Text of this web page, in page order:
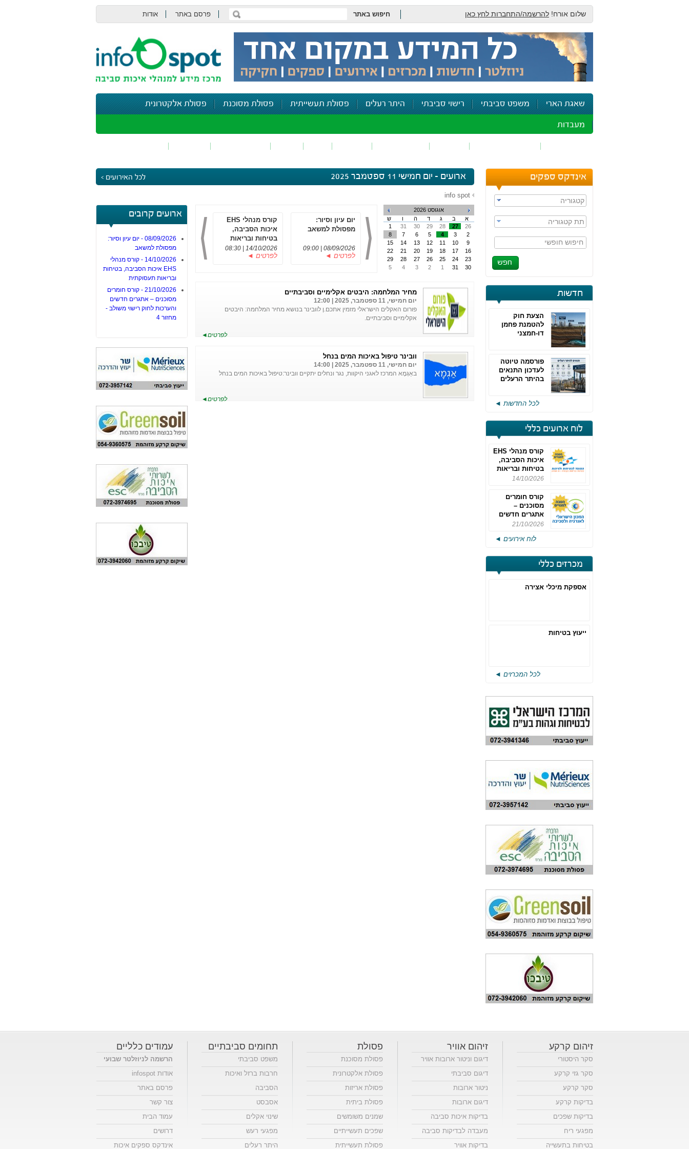
שלום אורח! להרשמה/התחברות לחץ כאן חיפוש באתר פרסם באתר אודות
שאגת הארי משפט סביבתי רישוי סביבתי היתר רעלים פסולת תעשייתית פסולת מסוכנת פסולת אלקטרונית
מעבדות
אינדקס ספקים
קטגוריה
תת קטגוריה
חיפוש חופשי
חדשות
הצעת חוק
להטמנת פחמן
דו-חמצני
פורסמה טיוטה
לעדכון התנאים
בהיתר הרעלים
לכל החדשות ◄
לוח ארועים כללי
קורס מנהלי EHS
איכות הסביבה,
בטיחות ובריאות
תעסוקתית
14/10/2026
קורס חומרים
מסוכנים –
אתגרים חדשים
והערכות לחוק
מחזור 4
21/10/2026
לוח אירועים ◄
מכרזים כללי
אספקת מיכלי אצירה
ייעוץ בטיחות
לכל המכרזים ◄
ארועים - יום חמישי 11 ספטמבר 2025 לכל האירועים >
info spot
אוגוסט 2026
א
ב ג ד ה ו
ש
26
27
28
29
30
31
1
2
3
4
5
6
7
8
9
10
11
12
13
14
15
16
17
18
19
20
21
22
23
24
25
26
27
28
29
30
31
1
2
3
4
5
יום עיון וסיור:
מפסולת למשאב
08/09/2026 | 09:00
לפרטים ◄
קורס מנהלי EHS
איכות הסביבה,
בטיחות ובריאות
תעסוקתית
14/10/2026 | 08:30
לפרטים ◄
מחיר המלחמה: היבטים אקלימיים וסביבתיים
יום חמישי, 11 ספטמבר, 2025 | 12:00
פורום האקלים הישראלי מזמין אתכם.ן לוובינר בנושא מחיר המלחמה: היבטים
אקלימיים וסביבתיים.
לפרטים◄
וובינר טיפול באיכות המים בנחל
יום חמישי, 11 ספטמבר, 2025 | 14:00
באַגְמׇא המרכז לאגני היקוות, נגר ונחלים יתקיים וובינר:טיפול באיכות המים בנחל
לפרטים◄
ארועים קרובים
08/09/2026 - יום עיון וסיור:
מפסולת למשאב
14/10/2026 - קורס מנהלי
EHS איכות הסביבה, בטיחות
ובריאות תעסוקתית
21/10/2026 - קורס חומרים
מסוכנים – אתגרים חדשים
והערכות לחוק רישוי משולב -
מחזור 4
זיהום קרקע
סקר היסטורי
סקר גזי קרקע
סקר קרקע
בדיקות קרקע
בדיקות שפכים
מפגעי ריח
בטיחות בתעשייה
זיהום אוויר
דיגום וניטור ארובות אוויר
דיגום סביבתי
ניטור ארובות
דיגום ארובות
בדיקות איכות סביבה
מעבדה לבדיקות סביבה
בדיקות אוויר
פסולת
פסולת מסוכנת
פסולת אלקטרונית
פסולת אריזות
פסולת ביתית
שמנים משומשים
שפכים תעשייתיים
פסולת תעשייתית
תחומים סביבתיים
משפט סביבתי
חרבות ברזל ואיכות
הסביבה
אסבסט
שינוי אקלים
מפגעי רעש
היתר רעלים
עמודים כלליים
הרשמה לניוזלטר שבועי
אודות infospot
פרסם באתר
צור קשר
עמוד הבית
דרושים
אינדקס ספקים איכות